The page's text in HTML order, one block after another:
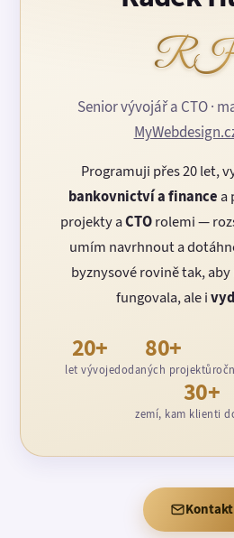
Senior vývojář a CTO ·
Programuji přes 20 let,
bankovnictví a finance a
projekty aCTOrolemi —
umím navrhnout a
byznysové rovině tak,
fungovala, ale i
20+
let vývoje
80+
dodaných projektů
30+
zemí, kam klienti
Kontakt